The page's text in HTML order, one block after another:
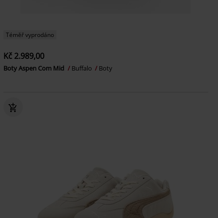
Téměř vyprodáno
Kč 2.989,00
Boty Aspen Com Mid Buffalo Boty